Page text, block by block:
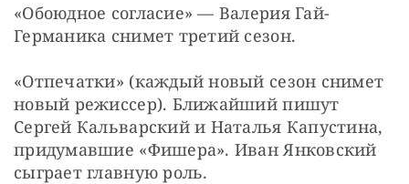
«Обоюдное согласие» — Валерия Гай-
Германика снимет третий сезон.
«Отпечатки» (каждый новый сезон снимет
новый режиссер). Ближайший пишут
Сергей Кальварский и Наталья Капустина,
придумавшие «Фишера». Иван Янковский
сыграет главную роль.